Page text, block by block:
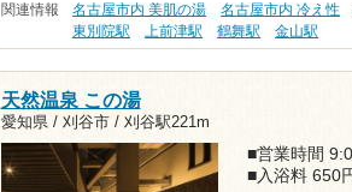
関連情報 名古屋市内 美肌の湯 名古屋市内 冷え性
東別院駅
上前津駅 鶴舞駅 金山駅
天然温泉 この湯
愛知県 / 刈谷市 / 刈谷駅221m
■営業時間
■入浴料 650